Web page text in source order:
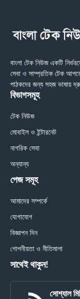
বাংলা টেক নিউজ একটি
সেবা ও সাম্প্রতিক টেক
পাঠকদের জন্য সহজ ভাষায়
বিভাগসমূহ
টেক নিউজ
মোবাইল ও ইন্টারনেট
নাগরিক সেবা
অন্যান্য
পেজ সমূহ
আমাদের সম্পর্কে
যোগাযোগ
বিজ্ঞাপন দিন
গোপনীয়তা ও নীতিমালা
সাথেই থাকুন!
সোশ্যাল